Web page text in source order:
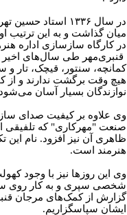
در سال ۱۳۳۶
میان گذاشت و به این ترتیب
در کارگاه سازسازی اداره
قنبری‌مهر طی سال‌های اخیر
کمانچه، سنتور، قیچک، تار
هیچ وقت برگشت ندارند و از
نوازندگان بسیار آسان
وی علاوه بر کیفیت صدای
صنعت "مهرکاری" که تلفیقی
ظاهری آن نیز افزود. نام این
هنرمند است.
وی این روزها نیز با وجود
شخصی سپری و به کار روی
گزارش از کمک‌های مرجان
ایشان سپاسگزاریم.